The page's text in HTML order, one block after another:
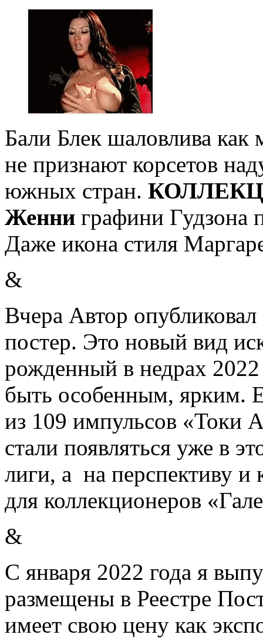
Бали Блек шаловлива как
не признают корсетов
южных стран.
Женни графини Гудзона
Даже икона стиля
&
Вчера Автор
постер. Это новый вид
рожденный в недрах
быть особенным, ярким.
из 109 импульсов «Токи
стали появляться уже в
лиги, а на перспективу и
для коллекционеров
&
С января 2022 года я
размещены в Реестре
имеет свою цену как